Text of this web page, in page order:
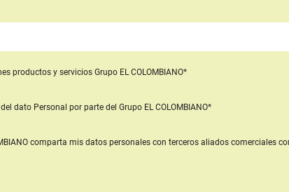
productos y servicios Grupo EL COLOMBIANO*
dato Personal por parte del Grupo EL COLOMBIANO*
comparta mis datos personales con terceros aliados comerciales